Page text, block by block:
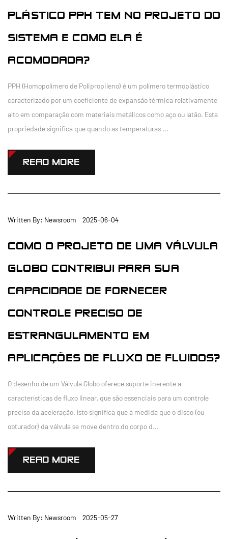
PLÁSTICO PPH TEM NO PROJETO DO
SISTEMA E COMO ELA É
ACOMODADA?
PPH (Homopolímero de Polipropileno) é um polímero termoplástico
caracterizado por um coeficiente de expansão térmica relativamente
alto em comparação com materiais metálicos como aço ou latão. Esta
propriedade significa que quando as temperaturas ...
READ MORE
Written By: Newsroom 2025-06-04
COMO O PROJETO DE UMA VÁLVULA
GLOBO CONTRIBUI PARA SUA
CAPACIDADE DE FORNECER
CONTROLE PRECISO DE
ESTRANGULAMENTO EM
APLICAÇÕES DE FLUXO DE FLUIDOS?
O desenho de um Válvula Globo oferece suporte inerente a
características de fluxo linear, que são essenciais para um controle
preciso da aceleração. Isto significa que à medida que o disco (ou
obturador) da válvula se move dentro do corpo d...
READ MORE
Written By: Newsroom 2025-05-27